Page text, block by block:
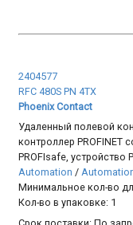
2404577
RFC 480S PN 4TX
Phoenix Contact
Удаленный полевой
контроллер PROFINET
PROFIsafe, устройство
Automation /
Минимальное кол-во
Кол-во в упаковке: 1